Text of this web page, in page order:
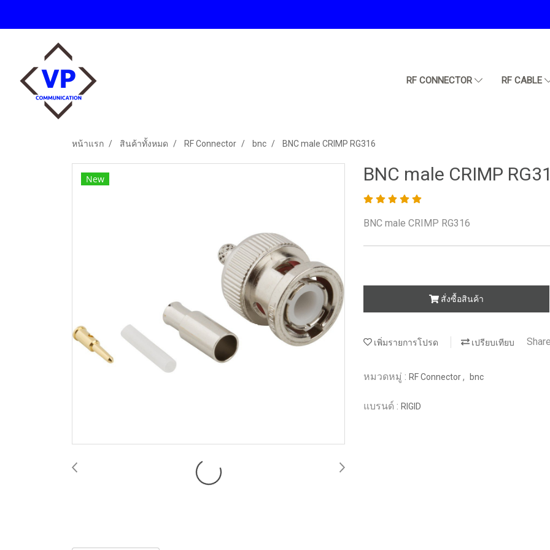
RF CONNECTOR RF CABLE
หน้าแรก สินค้าทั้งหมด RF Connector bnc BNC male CRIMP RG316
New BNC male CRIMP
BNC male CRIMP RG316
สั่งซื้อสินค้า
เพิ่มรายการโปรด เปรียบเทียบ
หมวดหมู่ : RF Connector, bnc
แบรนด์ : RIGID